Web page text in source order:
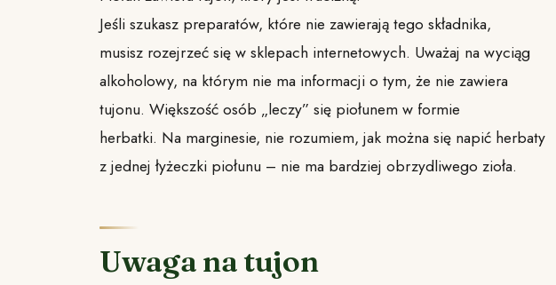
Jeśli szukasz preparatów, które nie zawierają tego składnika,
musisz rozejrzeć się w sklepach internetowych. Uważaj na wyciąg
alkoholowy, na którym nie ma informacji o tym, że nie zawiera
tujonu. Większość osób „leczy” się piołunem w formie
herbatki. Na marginesie, nie rozumiem, jak można się napić herbaty
z jednej łyżeczki piołunu – nie ma bardziej obrzydliwego zioła.
Uwaga na tujon